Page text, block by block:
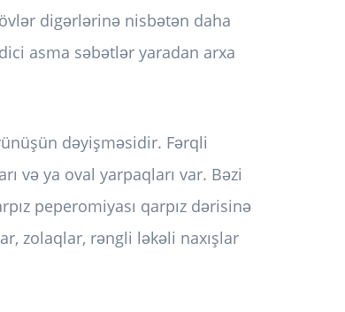
digərlərinə nisbətən daha
asma səbətlər yaradan arxa
dəyişməsidir. Fərqli
və ya oval yarpaqları var. Bəzi
peperomiyası qarpız dərisinə
zolaqlar, rəngli ləkəli naxışlar